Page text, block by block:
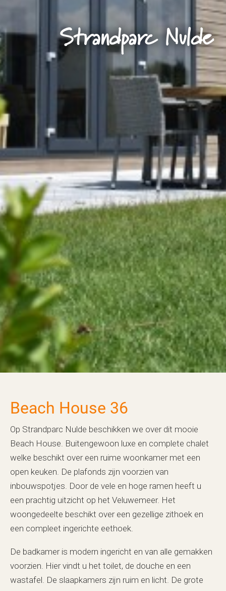
Strandparc Nulde
Beach House 36
Op Strandparc Nulde beschikken we over dit mooie
Beach House. Buitengewoon luxe en complete chalet
welke beschikt over een ruime woonkamer met een
open keuken. De plafonds zijn voorzien van
inbouwspotjes. Door de vele en hoge ramen heeft u
een prachtig uitzicht op het Veluwemeer. Het
woongedeelte beschikt over een gezellige zithoek en
een compleet ingerichte eethoek.
De badkamer is modern ingericht en van alle gemakken
voorzien. Hier vindt u het toilet, de douche en een
wastafel. De slaapkamers zijn ruim en licht. De grote